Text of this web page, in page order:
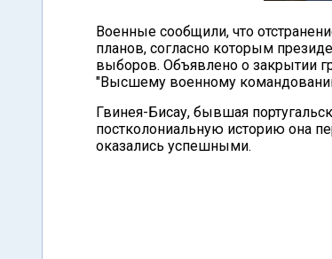
Военные сообщили, что
планов, согласно которым
выборов. Объявлено о закрытии
"Высшему военному
Гвинея-Бисау, бывшая
постколониальную историю она
оказались успешными.